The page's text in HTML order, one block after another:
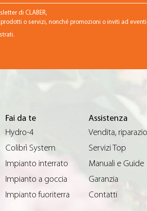
di CLABER,
o servizi, nonché promozioni o inviti ad
Fai da te
Hydro-4
Colibrì System
Impianto interrato
Impianto a goccia
Impianto fuoriterra
Assistenza
Vendita,
Servizi Top
Manuali e Guide
Garanzia
Contatti